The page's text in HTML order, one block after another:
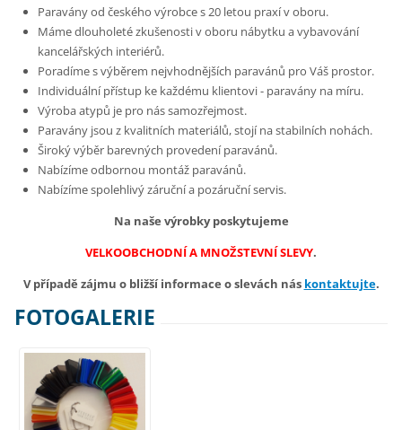
Paravány od českého výrobce s 20 letou praxí v oboru.
Máme dlouholeté zkušenosti v oboru nábytku a vybavování
kancelářských interiérů.
Poradíme s výběrem nejvhodnějších paravánů pro Váš prostor.
Individuální přístup ke každému klientovi - paravány na míru.
Výroba atypů je pro nás samozřejmost.
Paravány jsou z kvalitních materiálů, stojí na stabilních nohách.
Široký výběr barevných provedení paravánů.
Nabízíme odbornou montáž paravánů.
Nabízíme spolehlivý záruční a pozáruční servis.
Na naše výrobky poskytujeme
VELKOOBCHODNÍ A MNOŽSTEVNÍ SLEVY.
V případě zájmu o bližší informace o slevách nás kontaktujte.
FOTOGALERIE